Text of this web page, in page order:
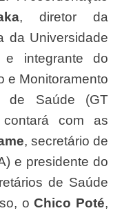
, diretor da
da Universidade
integrante do
e Monitoramento
de Saúde (GT
contará com as
, secretário de
e presidente do
de Saúde
oChico Poté,